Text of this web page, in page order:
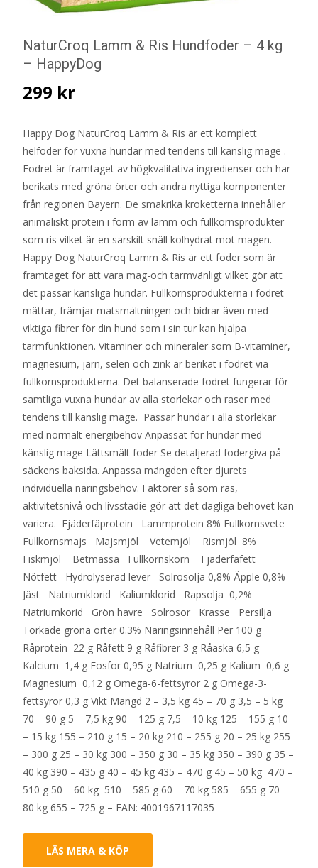
NaturCroq Lamm & Ris Hundfoder – 4 kg
– HappyDog
299 kr
Happy Dog NaturCroq Lamm & Ris är ett komplett
helfoder för vuxna hundar med tendens till känslig mage .
Fodret är framtaget av högkvalitativa ingredienser och har
berikats med gröna örter och andra nyttiga komponenter
från regionen Bayern. De smakrika kroketterna innehåller
animaliskt protein i form av lamm och fullkornsprodukter
som ris vilket är en särskilt snäll kolhydrat mot magen.
Happy Dog NaturCroq Lamm & Ris är ett foder som är
framtaget för att vara mag-och tarmvänligt vilket gör att
det passar känsliga hundar. Fullkornsprodukterna i fodret
mättar, främjar matsmältningen och bidrar även med
viktiga fibrer för din hund som i sin tur kan hjälpa
tarmfunktionen. Vitaminer och mineraler som B-vitaminer,
magnesium, järn, selen och zink är berikat i fodret via
fullkornsprodukterna. Det balanserade fodret fungerar för
samtliga vuxna hundar av alla storlekar och raser med
tendens till känslig mage. Passar hundar i alla storlekar
med normalt energibehov Anpassat för hundar med
känslig mage Lättsmält foder Se detaljerad fodergiva på
säckens baksida. Anpassa mängden efter djurets
individuella näringsbehov. Faktorer så som ras,
aktivitetsnivå och livsstadie gör att det dagliga behovet kan
variera. Fjäderfäprotein Lammprotein 8% Fullkornsvete
Fullkornsmajs Majsmjöl Vetemjöl Rismjöl 8%
Fiskmjöl Betmassa Fullkornskorn Fjäderfäfett
Nötfett Hydrolyserad lever Solrosolja 0,8% Äpple 0,8%
Jäst Natriumklorid Kaliumklorid Rapsolja 0,2%
Natriumkorid Grön havre Solrosor Krasse Persilja
Torkade gröna örter 0.3% Näringsinnehåll Per 100 g
Råprotein 22 g Råfett 9 g Råfibrer 3 g Råaska 6,5 g
Kalcium 1,4 g Fosfor 0,95 g Natrium 0,25 g Kalium 0,6 g
Magnesium 0,12 g Omega-6-fettsyror 2 g Omega-3-
fettsyror 0,3 g Vikt Mängd 2 – 3,5 kg 45 – 70 g 3,5 – 5 kg
70 – 90 g 5 – 7,5 kg 90 – 125 g 7,5 – 10 kg 125 – 155 g 10
– 15 kg 155 – 210 g 15 – 20 kg 210 – 255 g 20 – 25 kg 255
– 300 g 25 – 30 kg 300 – 350 g 30 – 35 kg 350 – 390 g 35 –
40 kg 390 – 435 g 40 – 45 kg 435 – 470 g 45 – 50 kg 470 –
510 g 50 – 60 kg 510 – 585 g 60 – 70 kg 585 – 655 g 70 –
80 kg 655 – 725 g – EAN: 4001967117035
LÄS MERA & KÖP